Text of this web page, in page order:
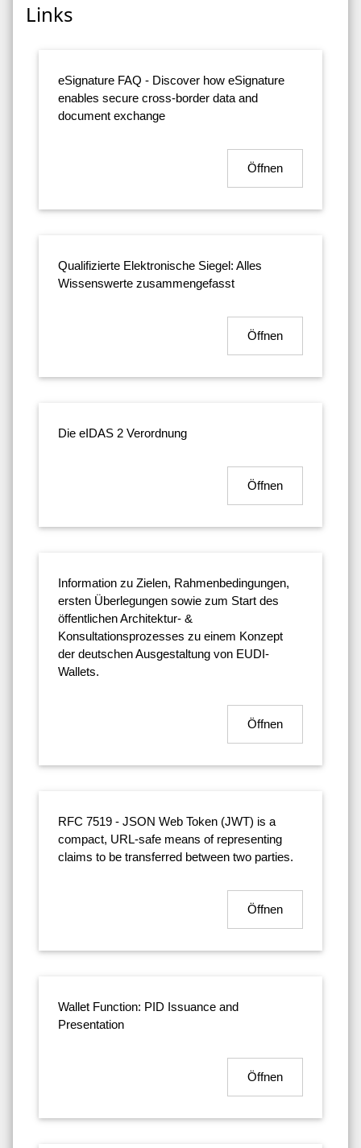
Links
eSignature FAQ - Discover how eSignature
enables secure cross-border data and
document exchange
Öffnen
Qualifizierte Elektronische Siegel: Alles
Wissenswerte zusammengefasst
Öffnen
Die eIDAS 2 Verordnung
Öffnen
Information zu Zielen, Rahmenbedingungen,
ersten Überlegungen sowie zum Start des
öffentlichen Architektur- &
Konsultationsprozesses zu einem Konzept
der deutschen Ausgestaltung von EUDI-
Wallets.
Öffnen
RFC 7519 - JSON Web Token (JWT) is a
compact, URL-safe means of representing
claims to be transferred between two parties.
Öffnen
Wallet Function: PID Issuance and
Presentation
Öffnen